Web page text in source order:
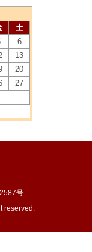
土
6
13
20
27
号
reserved.